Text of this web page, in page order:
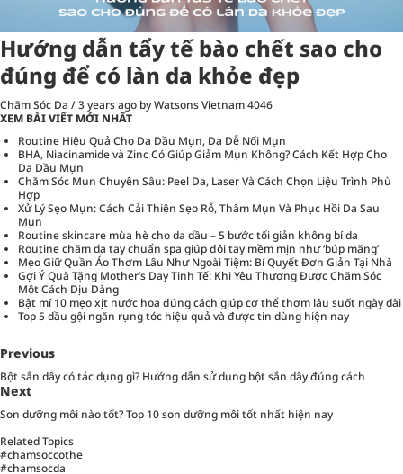
Hướng dẫn tẩy tế bào chết sao cho
đúng để có làn da khỏe đẹp
Chăm Sóc Da /3 years ago by Watsons Vietnam4046
XEM BÀI VIẾT MỚI NHẤT
Routine Hiệu Quả Cho Da Dầu Mụn, Da Dễ Nổi Mụn
BHA, Niacinamide và Zinc Có Giúp Giảm Mụn Không? Cách Kết Hợp Cho
Da Dầu Mụn
Chăm Sóc Mụn Chuyên Sâu: Peel Da, Laser Và Cách Chọn Liệu Trình Phù
Hợp
Xử Lý Sẹo Mụn: Cách Cải Thiện Sẹo Rỗ, Thâm Mụn Và Phục Hồi Da Sau
Mụn
Routine skincare mùa hè cho da dầu – 5 bước tối giản không bí da
Routine chăm da tay chuẩn spa giúp đôi tay mềm mịn như ‘búp măng’
Mẹo Giữ Quần Áo Thơm Lâu Như Ngoài Tiệm: Bí Quyết Đơn Giản Tại Nhà
Gợi Ý Quà Tặng Mother’s Day Tinh Tế: Khi Yêu Thương Được Chăm Sóc
Một Cách Dịu Dàng
Bật mí 10 mẹo xịt nước hoa đúng cách giúp cơ thể thơm lâu suốt ngày dài
Top 5 dầu gội ngăn rụng tóc hiệu quả và được tin dùng hiện nay
Previous
Bột sắn dây có tác dụng gì? Hướng dẫn sử dụng bột sắn dây đúng cách
Next
Son dưỡng môi nào tốt? Top 10 son dưỡng môi tốt nhất hiện nay
Related Topics
#chamsoccothe
#chamsocda